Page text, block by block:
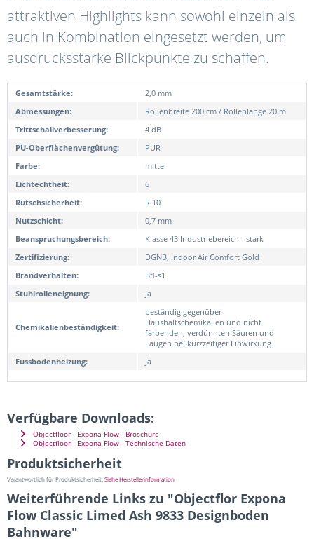
attraktiven Highlights kann sowohl einzeln als
auch in Kombination eingesetzt werden, um
ausdrucksstarke Blickpunkte zu schaffen.
Gesamtstärke:
2,0 mm
Abmessungen:
Rollenbreite 200 cm / Rollenlänge 20 m
Trittschallverbesserung:
4 dB
PU-Oberflächenvergütung:
PUR
Farbe:
mittel
Lichtechtheit:
6
Rutschsicherheit:
R 10
Nutzschicht:
0,7 mm
Beanspruchungsbereich:
Klasse 43 Industriebereich - stark
Zertifizierung:
DGNB, Indoor Air Comfort Gold
Brandverhalten:
Bfl-s1
Stuhlrolleneignung:
Ja
Chemikalienbeständigkeit:
beständig gegenüber
Haushaltschemikalien und nicht
färbenden, verdünnten Säuren und
Laugen bei kurzzeitiger Einwirkung
Fussbodenheizung:
Ja
Verfügbare Downloads:
Objectfloor - Expona Flow - Broschüre
Objectfloor - Expona Flow - Technische Daten
Produktsicherheit
Verantwortlich für Produktsicherheit:Siehe Herstellerinformation
Weiterführende Links zu "Objectflor Expona
Flow Classic Limed Ash 9833 Designboden
Bahnware"